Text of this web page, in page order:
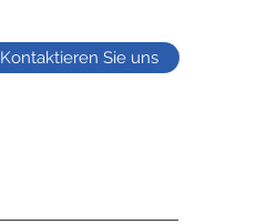
Kontaktieren Sie uns